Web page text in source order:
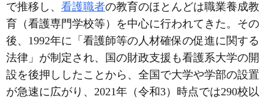
で推移し、 看護職者の教育のほとんどは職業養成教
育（看護専門学校等）を中心に行われてきた。その
後、1992年に「看護師等の人材確保の促進に関する
法律」が制定され、国の財政支援も看護系大学の開
設を後押ししたことから、全国で大学や学部の設置
が急速に広がり、2021年（令和3）時点では290校以